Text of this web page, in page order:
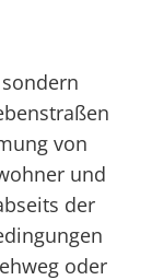
von
und
der
oder